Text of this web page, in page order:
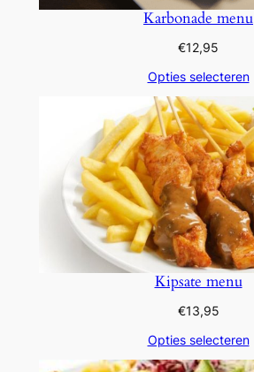
Karbonade menu
€12,95
Opties selecteren
Kipsate menu
€13,95
Opties selecteren